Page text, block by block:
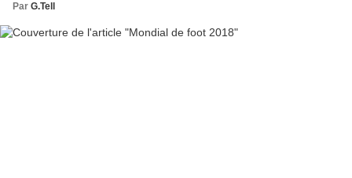
Par G.Tell